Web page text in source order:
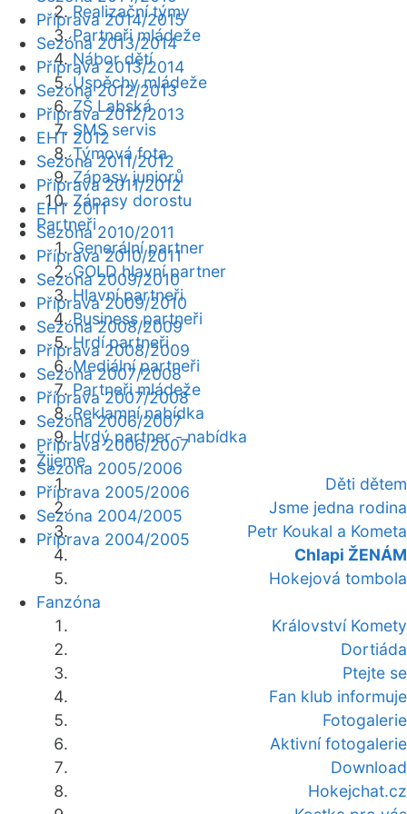
Realizační týmy
Partneři mládeže
Nábor dětí
Úspěchy mládeže
ZŠ Labská
SMS servis
Týmová fota
Zápasy juniorů
Zápasy dorostu
Partneři
Generální partner
GOLD hlavní partner
Hlavní partneři
Business partneři
Hrdí partneři
Mediální partneři
Partneři mládeže
Reklamní nabídka
Hrdý partner - nabídka
Žijeme
Děti dětem
Jsme jedna rodina
Petr Koukal a Kometa
Chlapi ŽENÁM
Hokejová tombola
Fanzóna
Království Komety
Dortiáda
Ptejte se
Fan klub informuje
Fotogalerie
Aktivní fotogalerie
Download
Hokejchat.cz
Příprava 2014/2015
Sezóna 2013/2014
Příprava 2013/2014
Sezóna 2012/2013
Příprava 2012/2013
EHT 2012
Sezóna 2011/2012
Příprava 2011/2012
EHT 2011
Sezóna 2010/2011
Příprava 2010/2011
Sezóna 2009/2010
Příprava 2009/2010
Sezóna 2008/2009
Příprava 2008/2009
Sezóna 2007/2008
Příprava 2007/2008
Sezóna 2006/2007
Příprava 2006/2007
Sezóna 2005/2006
Příprava 2005/2006
Sezóna 2004/2005
Příprava 2004/2005